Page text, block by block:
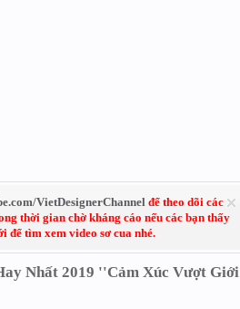
VietDesignerChannelđể theo dõi các
thời gian chờ kháng cáo nếu các bạn thấy
để tìm xem video sơ cua nhé.
Nhất 2019 ''Cảm Xúc Vượt Giới